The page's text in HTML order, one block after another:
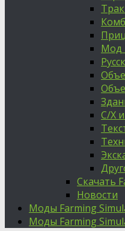
Мод
С/Х
Скачать
Новости
Моды Farming
Моды Farming